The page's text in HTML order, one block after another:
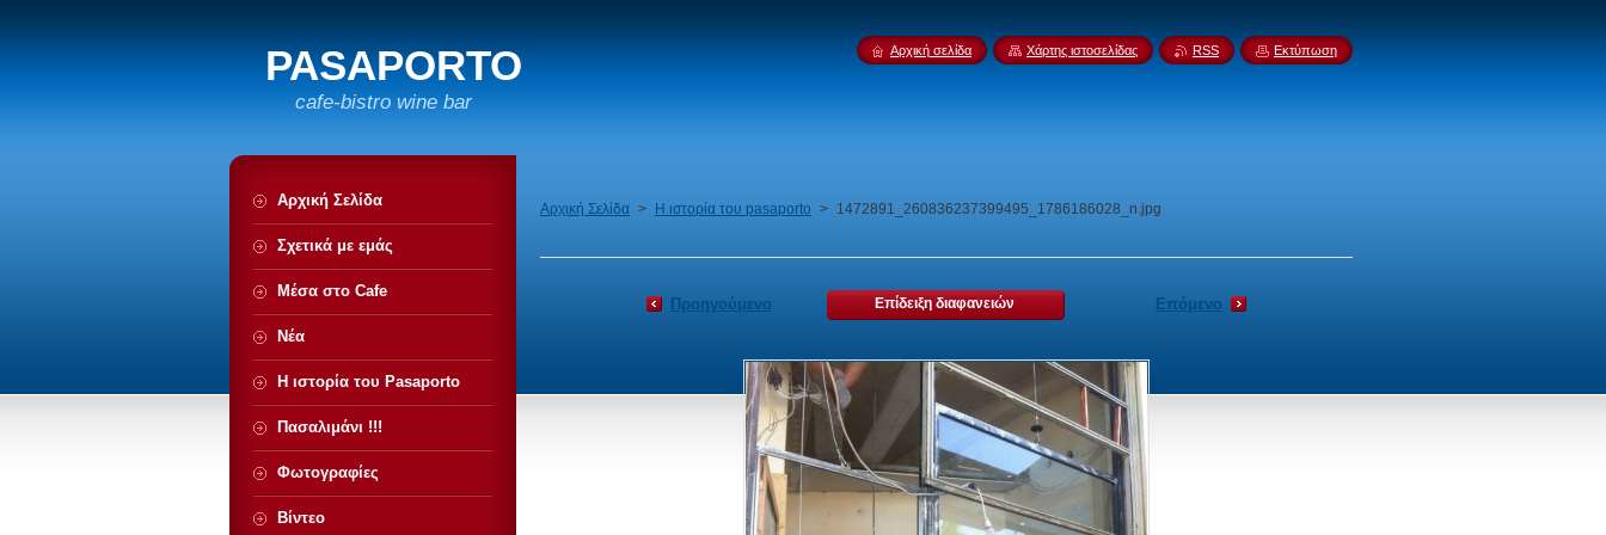
PASAPORTO
cafe-bistro wine bar
Αρχική Σελίδα > Η ιστορία του pasaporto > 1472891_260836237399495_1786186028_n.jpg
Προηγούμενο Επίδειξη διαφανειών Επόμενο
Αρχική Σελίδα
Σχετικά με εμάς
Μέσα στο Cafe
Νέα
Η ιστορία του Pasaporto
Πασαλιμάνι !!!
Φωτογραφίες
Βίντεο
Αρχική σελίδα Χάρτης ιστοσελίδας RSS Εκτύπωση